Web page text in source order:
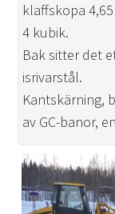
klaffskopa
4 kubik.
Bak sitter det
isrivarstål.
Kantskärning,
av GC-banor,